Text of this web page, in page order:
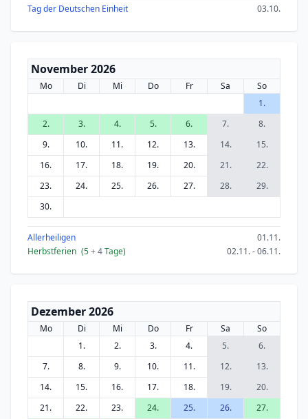
Tag der Deutschen Einheit 03.10.
November 2026
Mo Di Mi Do Fr Sa
So
1.
2.
3. 4. 5. 6. 7.
8.
9.
10. 11. 12. 13. 14.
15.
16.
17. 18. 19. 20. 21.
22.
23.
24. 25. 26. 27. 28.
29.
30.
Allerheiligen
01.11.
Herbstferien (5+ 4Tage) 02.11. - 06.11.
Dezember 2026
Mo Di Mi Do Fr Sa
So
1.
2. 3. 4. 5.
6.
7.
8. 9. 10. 11. 12.
13.
14.
15. 16. 17. 18. 19.
20.
21.
22. 23. 24. 25. 26.
27.